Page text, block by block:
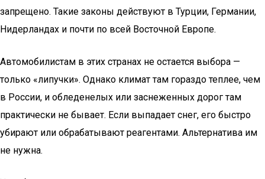
запрещено. Такие законы действуют в Турции, Германии,
Нидерландах и почти по всей Восточной Европе.
Автомобилистам в этих странах не остается выбора —
только «липучки». Однако климат там гораздо теплее, чем
в России, и обледенелых или заснеженных дорог там
практически не бывает. Если выпадает снег, его быстро
убирают или обрабатывают реагентами. Альтернатива им
не нужна.